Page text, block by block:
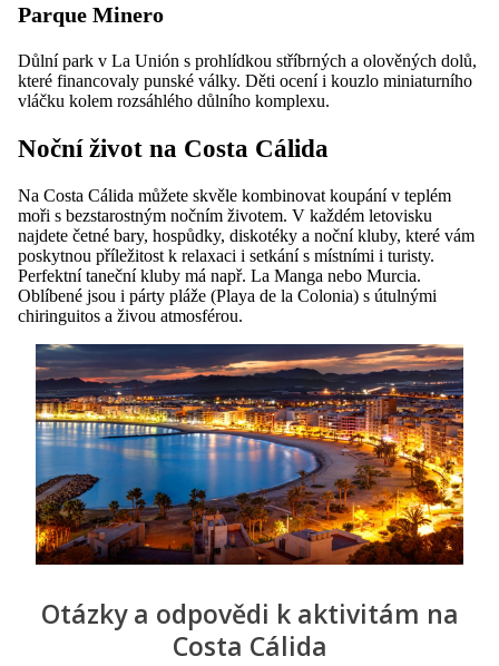
Parque Minero
Důlní park v La Unión s prohlídkou stříbrných a olověných dolů,
které financovaly punské války. Děti ocení i kouzlo miniaturního
vláčku kolem rozsáhlého důlního komplexu.
Noční život na Costa Cálida
Na Costa Cálida můžete skvěle kombinovat koupání v teplém
moři s bezstarostným nočním životem. V každém letovisku
najdete četné bary, hospůdky, diskotéky a noční kluby, které vám
poskytnou příležitost k relaxaci i setkání s místními i turisty.
Perfektní taneční kluby má např. La Manga nebo Murcia.
Oblíbené jsou i párty pláže (Playa de la Colonia) s útulnými
chiringuitos a živou atmosférou.
Otázky a odpovědi k aktivitám na
Costa Cálida